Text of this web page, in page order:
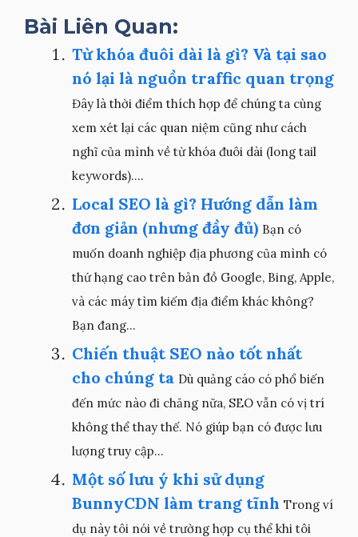
Bài Liên Quan:
Từ khóa đuôi dài là gì? Và tại sao
nó lại là nguồn traffic quan trọng
Đây là thời điểm thích hợp để chúng ta cùng
xem xét lại các quan niệm cũng như cách
nghĩ của mình về từ khóa đuôi dài (long tail
keywords)....
Local SEO là gì? Hướng dẫn làm
đơn giản (nhưng đầy đủ) Bạn có
muốn doanh nghiệp địa phương của mình có
thứ hạng cao trên bản đồ Google, Bing, Apple,
và các máy tìm kiếm địa điểm khác không?
Bạn đang...
Chiến thuật SEO nào tốt nhất
cho chúng ta Dù quảng cáo có phổ biến
đến mức nào đi chăng nữa, SEO vẫn có vị trí
không thể thay thế. Nó giúp bạn có được lưu
lượng truy cập...
Một số lưu ý khi sử dụng
BunnyCDN làm trang tĩnh Trong ví
dụ này tôi nói về trường hợp cụ thể khi tôi